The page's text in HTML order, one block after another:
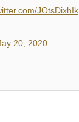
JOtsDixhIk
20, 2020